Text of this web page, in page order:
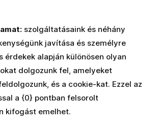
szolgáltatásaink és néhány
javítása és személyre
érdekek alapján különösen olyan
dolgozunk fel, amelyeket
és a cookie-kat. Ezzel az
a {0} pontban felsorolt
kifogást emelhet.